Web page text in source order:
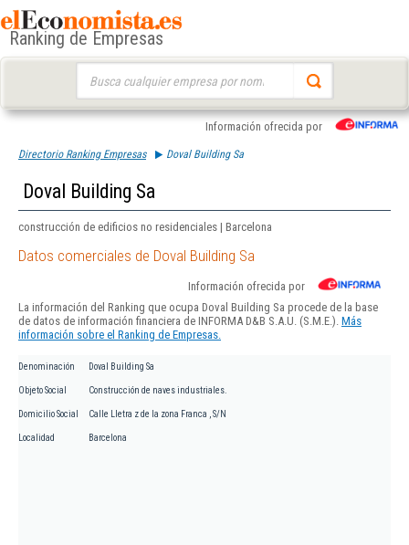
Ranking de Empresas
Información ofrecida por
Directorio Ranking Empresas Doval Building Sa
Doval Building Sa
construcción de edificios no residenciales | Barcelona
Datos comerciales de Doval Building Sa
Información ofrecida por
La información del Ranking que ocupa Doval Building Sa procede de la base
de datos de información financiera de INFORMA D&B S.A.U. (S.M.E.). Más
información sobre el Ranking de Empresas.
Denominación Doval Building Sa
Objeto Social Construcción de naves industriales.
Domicilio Social Calle Lletra z de la zona Franca , S/N
Localidad Barcelona